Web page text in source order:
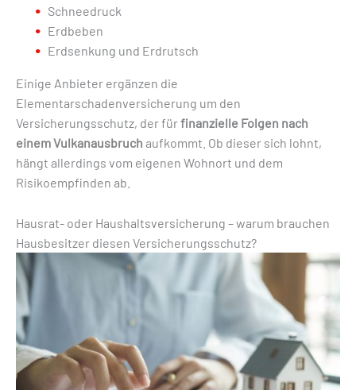
Schneedruck
Erdbeben
Erdsenkung und Erdrutsch
Einige Anbieter ergänzen die
Elementarschadenversicherung um den
Versicherungsschutz, der fürfinanzielle Folgen nach
einem Vulkanausbruch aufkommt. Ob dieser sich lohnt,
hängt allerdings vom eigenen Wohnort und dem
Risikoempfinden ab.
Hausrat- oder Haushaltsversicherung – warum brauchen
Hausbesitzer diesen Versicherungsschutz?